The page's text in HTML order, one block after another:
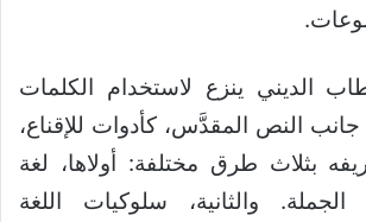
الديني ينزع لاستخدام الكلمات
النص المقدَّس، كأدوات للإقناع،
بثلاث طرق مختلفة: أولاها، لغة
والثانية، سلوكيات اللغة